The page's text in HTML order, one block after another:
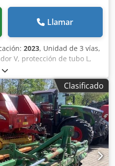
Llamar
2023, Unidad de 3 vías,
V, protección de tubo L,
del mecanismo de dispersión
S 2000, componentes de
ZA, toma de fuerza con
L y escaleras,
Dwibsfx Ak Esr
Clasificado